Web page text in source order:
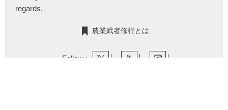
regards.
農業武者修行とは
Follow :